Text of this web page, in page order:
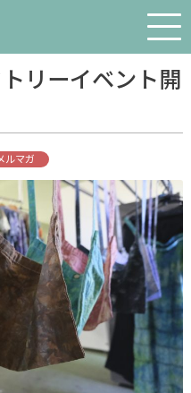
リーイベント開
ルマガ